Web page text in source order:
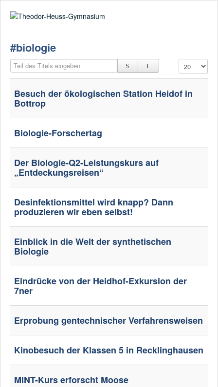
#biologie
Teil des Titels eingeben Anzeige #
Besuch der ökologischen Station Heidof in
Bottrop
Biologie-Forschertag
Der Biologie-Q2-Leistungskurs auf
„Entdeckungsreisen“
Desinfektionsmittel wird knapp? Dann
produzieren wir eben selbst!
Einblick in die Welt der synthetischen
Biologie
Eindrücke von der Heidhof-Exkursion der
7ner
Erprobung gentechnischer Verfahrensweisen
Kinobesuch der Klassen 5 in Recklinghausen
MINT-Kurs erforscht Moose